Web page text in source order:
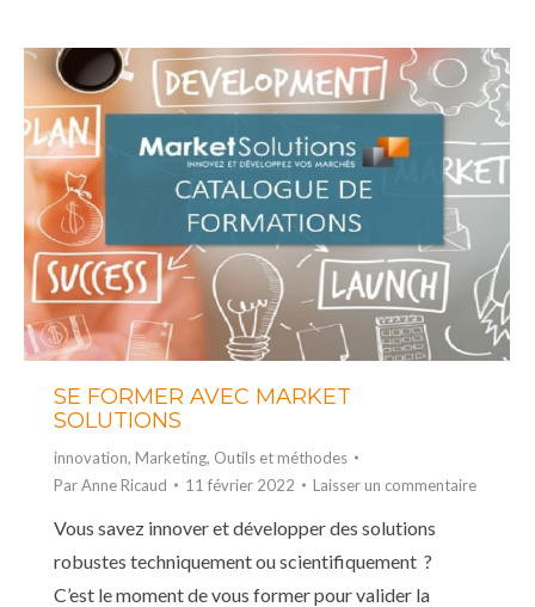
SE FORMER AVEC MARKET
SOLUTIONS
innovation, Marketing, Outils et méthodes
ParAnne Ricaud 11 février 2022 Laisser un commentaire
Vous savez innover et développer des solutions
robustes techniquement ou scientifiquement ?
C’est le moment de vous former pour valider la